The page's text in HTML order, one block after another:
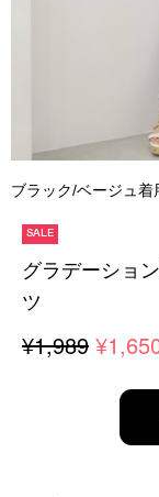
ブラック/ベージュ
SALE
グラデーショ
ツ
¥1,989